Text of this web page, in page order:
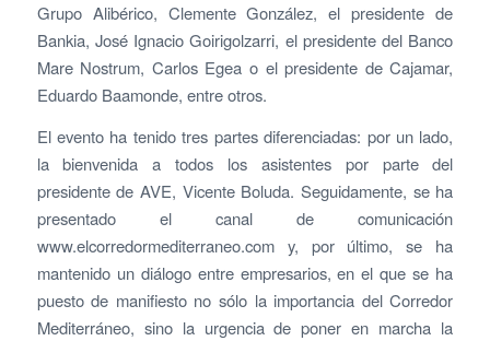
Grupo Alibérico, Clemente González, el presidente de
Bankia, José Ignacio Goirigolzarri, el presidente del Banco
Mare Nostrum, Carlos Egea o el presidente de Cajamar,
Eduardo Baamonde, entre otros.
El evento ha tenido tres partes diferenciadas: por un lado,
la bienvenida a todos los asistentes por parte del
presidente de AVE, Vicente Boluda. Seguidamente, se ha
presentado el canal de comunicación
www.elcorredormediterraneo.com y, por último, se ha
mantenido un diálogo entre empresarios, en el que se ha
puesto de manifiesto no sólo la importancia del Corredor
Mediterráneo, sino la urgencia de poner en marcha la